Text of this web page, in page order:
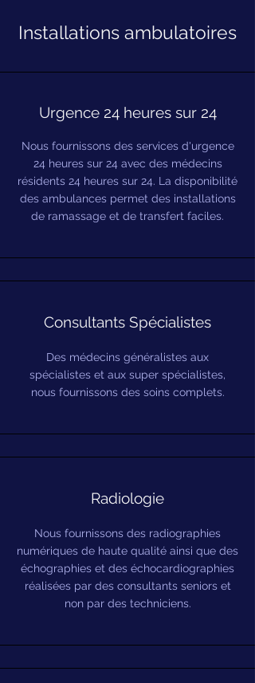
Installations ambulatoires
Urgence 24 heures sur 24
Nous fournissons des services d'urgence
24 heures sur 24 avec des médecins
résidents 24 heures sur 24. La disponibilité
des ambulances permet des installations
de ramassage et de transfert faciles.
Consultants Spécialistes
Des médecins généralistes aux
spécialistes et aux super spécialistes,
nous fournissons des soins complets.
Radiologie
Nous fournissons des radiographies
numériques de haute qualité ainsi que des
échographies et des échocardiographies
réalisées par des consultants seniors et
non par des techniciens.